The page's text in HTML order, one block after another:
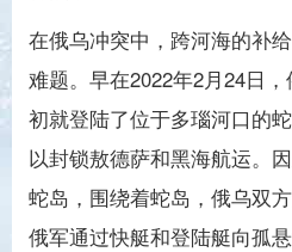
在俄乌冲突中，跨河海的补
难题。早在2022年2月24日
初就登陆了位于多瑙河口的
以封锁敖德萨和黑海航运。
蛇岛，围绕着蛇岛，俄乌双
俄军通过快艇和登陆艇向孤